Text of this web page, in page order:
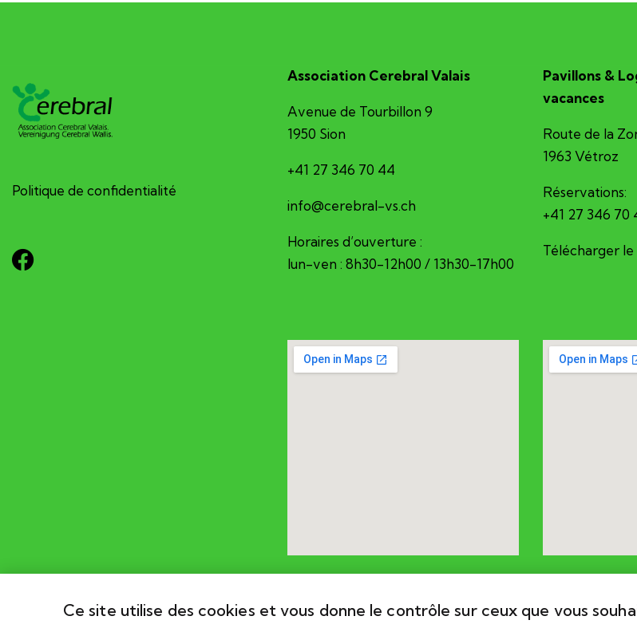
Politique de confidentialité
Association Cerebral Valais
Avenue de Tourbillon 9
1950 Sion
+41 27 346 70 44
hc.sv-larberec@ofni
Horaires d’ouverture :
lun-ven : 8h30-12h00 / 13h30-17h00
Pavillons &
vacances
Route de la
1963 Vétroz
Réservations:
+41 27 346 70
Télécharger le
Ce site utilise des cookies et vous donne le contrôle sur ceux que vous